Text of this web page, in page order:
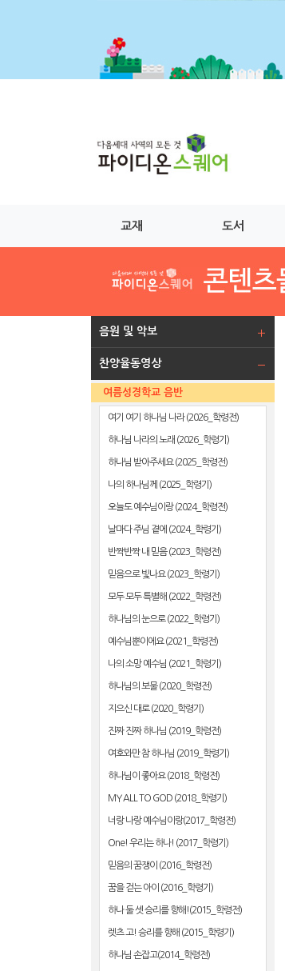
교재 도서
음원 및 악보
찬양율동영상
여름성경학교 음반
여기 여기 하나님 나라 (2026_학령전)
하나님 나라의 노래 (2026_학령기)
하나님 받아주세요 (2025_학령전)
나의 하나님께 (2025_학령기)
오늘도 예수님이랑 (2024_학령전)
날마다 주님 곁에 (2024_학령기)
반짝반짝 내 믿음 (2023_학령전)
믿음으로 빛나요 (2023_학령기)
모두 모두 특별해 (2022_학령전)
하나님의 눈으로 (2022_학령기)
예수님뿐이에요 (2021_학령전)
나의 소망 예수님 (2021_학령기)
하나님의 보물 (2020_학령전)
지으신 대로 (2020_학령기)
진짜 진짜 하나님 (2019_학령전)
여호와만 참 하나님 (2019_학령기)
하나님이 좋아요 (2018_학령전)
MY ALL TO GOD (2018_학령기)
너랑 나랑 예수님이랑(2017_학령전)
One! 우리는 하나! (2017_학령기)
믿음의 꿈쟁이 (2016_학령전)
꿈을 걷는 아이 (2016_학령기)
하나 둘 셋 승리를 향해!(2015_학령전)
렛츠 고! 승리를 향해 (2015_학령기)
하나님 손잡고(2014_학령전)